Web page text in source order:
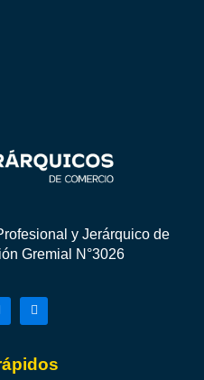
y Jerárquico de
Gremial N°3026